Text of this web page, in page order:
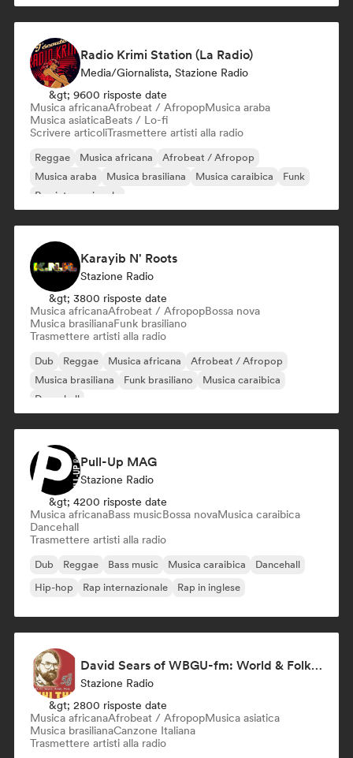
Radio Krimi Station (La Radio)
Media/Giornalista, Stazione Radio
&gt; 9600 risposte date
Musica africanaAfrobeat / AfropopMusica araba
Musica asiaticaBeats / Lo-fi
Scrivere articoliTrasmettere artisti alla radio
Reggae Musica africana
Afrobeat / Afropop
Musica araba
Musica brasiliana Musica caraibica
Funk
Rap internazionale
Karayib N' Roots
Stazione Radio
&gt; 3800 risposte date
Musica africanaAfrobeat / AfropopBossa nova
Musica brasilianaFunk brasiliano
Trasmettere artisti alla radio
Dub Reggae Musica africana
Afrobeat / Afropop
Musica brasiliana
Funk brasiliano
Musica caraibica
Dancehall
Pull-Up MAG
Stazione Radio
&gt; 4200 risposte date
Musica africanaBass musicBossa novaMusica caraibica
Dancehall
Trasmettere artisti alla radio
Dub Reggae Bass music Musica caraibica
Dancehall
Hip-hop
Rap internazionale Rap in inglese
David Sears of WBGU-fm: World & Folk Music DJ
Stazione Radio
&gt; 2800 risposte date
Musica africanaAfrobeat / AfropopMusica asiatica
Musica brasilianaCanzone Italiana
Trasmettere artisti alla radio